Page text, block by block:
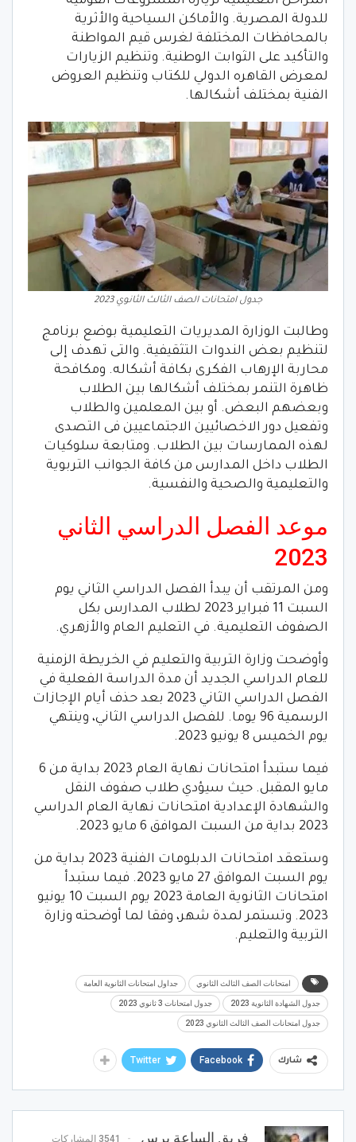
للدولة المصرية. والأماكن السياحية والأثرية
بالمحافظات المختلفة لغرس قيم المواطنة
والتأكيد على الثوابت الوطنية. وتنظيم الزيارات
لمعرض القاهره الدولي للكتاب وتنظيم العروض
الفنية بمختلف أشكالها.
جدول امتحانات الصف الثالث الثانوي 2023
وطالبت الوزارة المديريات التعليمية بوضع برنامج
لتنظيم بعض الندوات التثقيفية. والتى تهدف إلى
محاربة الإرهاب الفكرى بكافة أشكاله. ومكافحة
ظاهرة التنمر بمختلف أشكالها بين الطلاب
وبعضهم البعض. أو بين المعلمين والطلاب
وتفعيل دور الاخصائيين الاجتماعيين فى التصدى
لهذه الممارسات بين الطلاب. ومتابعة سلوكيات
الطلاب داخل المدارس من كافة الجوانب التربوية
والتعليمية والصحية والنفسية.
موعد الفصل الدراسي الثاني
2023
ومن المرتقب أن يبدأ الفصل الدراسي الثاني يوم
السبت 11 فبراير 2023 لطلاب المدارس بكل
الصفوف التعليمية. في التعليم العام والأزهري.
وأوضحت وزارة التربية والتعليم في الخريطة الزمنية
للعام الدراسي الجديد أن مدة الدراسة الفعلية في
الفصل الدراسي الثاني 2023 بعد حذف أيام الإجازات
الرسمية 96 يوما. للفصل الدراسي الثاني، وينتهي
يوم الخميس 8 يونيو 2023.
فيما ستبدأ امتحانات نهاية العام 2023 بداية من 6
مايو المقبل. حيث سيؤدي طلاب صفوف النقل
والشهادة الإعدادية امتحانات نهاية العام الدراسي
2023 بداية من السبت الموافق 6 مايو 2023.
وستعقد امتحانات الدبلومات الفنية 2023 بداية من
يوم السبت الموافق 27 مايو 2023. فيما ستبدأ
امتحانات الثانوية العامة 2023 يوم السبت 10 يونيو
2023. وتستمر لمدة شهر، وفقا لما أوضحته وزارة
التربية والتعليم.
امتحانات الصف الثالث الثانوي جداول امتحانات الثانوية العامة
جدول الشهادة الثانوية 2023 جدول امتحانات 3 ثانوي 2023
جدول امتحانات الصف الثالث الثانوي 2023
شارك Facebook
Twitter
فريق الساعة برس 3541 المشاركات